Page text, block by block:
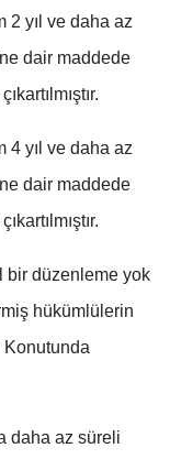
2 yıl ve daha az
dair maddede
4 yıl ve daha az
dair maddede
bir düzenleme yok
hükümlülerin
Konutunda
daha az süreli